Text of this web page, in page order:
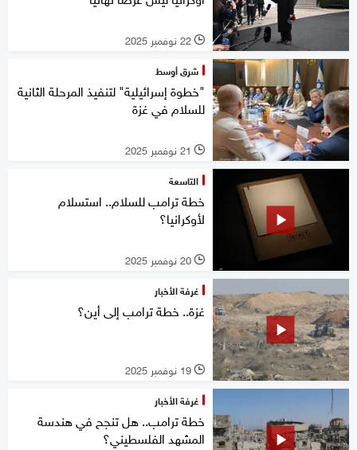
l 22 نوفمبر 2025
شرق أوسط
"خطوة إسرائيلية" لتنفيذ المرحلة الثانية
للسلام في غزة
l 21 نوفمبر 2025
التاسعة
خطة ترامب للسلام.. استسلام
لأوكرانيا؟
l 20 نوفمبر 2025
غرفة الأخبار
غزة.. خطة ترامب إلى أين؟
l 19 نوفمبر 2025
غرفة الأخبار
خطة ترامب.. هل تنجح في هندسة
المشهد الفلسطيني؟